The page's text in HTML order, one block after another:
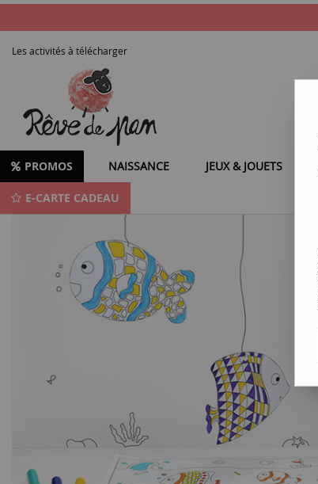
Les activités à télécharger
PROMOS NAISSANCE JEUX & JOUETS
E-CARTE CADEAU
Produits de la marque REVE DE PAN